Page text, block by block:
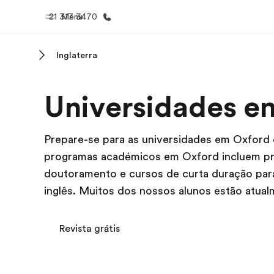
Menu
21 317 3470
Bem-vindo à EF
Saiba
Inglaterra
Universidades
Prepare-se para as universidades em
programas académicos em Oxford incluem
doutoramento e cursos de curta duração
inglês. Muitos dos nossos alunos estão
Revista grátis